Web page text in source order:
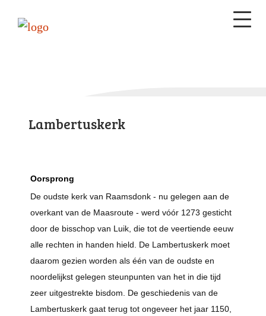
Lambertuskerk
Oorsprong
De oudste kerk van Raamsdonk - nu gelegen aan de
overkant van de Maasroute - werd vóór 1273 gesticht
door de bisschop van Luik, die tot de veertiende eeuw
alle rechten in handen hield. De Lambertuskerk moet
daarom gezien worden als één van de oudste en
noordelijkst gelegen steunpunten van het in die tijd
zeer uitgestrekte bisdom. De geschiedenis van de
Lambertuskerk gaat terug tot ongeveer het jaar 1150,